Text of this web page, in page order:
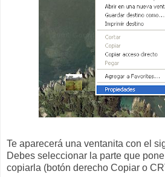
Te aparecerá una ventanita con el
Debes seleccionar la parte que
copiarla (botón derecho Copiar o